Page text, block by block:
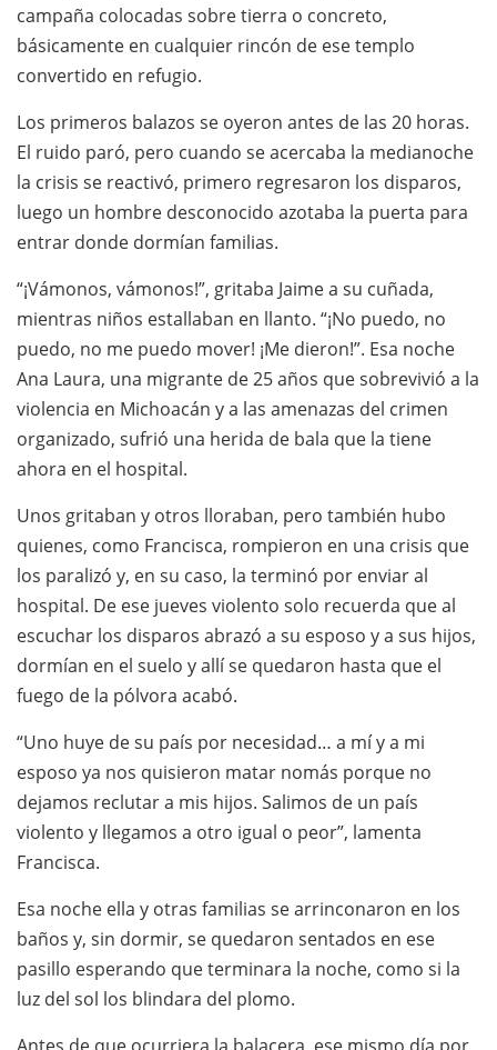
campaña colocadas sobre tierra o concreto,
básicamente en cualquier rincón de ese templo
convertido en refugio.
Los primeros balazos se oyeron antes de las 20 horas.
El ruido paró, pero cuando se acercaba la medianoche
la crisis se reactivó, primero regresaron los disparos,
luego un hombre desconocido azotaba la puerta para
entrar donde dormían familias.
“¡Vámonos, vámonos!”, gritaba Jaime a su cuñada,
mientras niños estallaban en llanto. “¡No puedo, no
puedo, no me puedo mover! ¡Me dieron!”. Esa noche
Ana Laura, una migrante de 25 años que sobrevivió a la
violencia en Michoacán y a las amenazas del crimen
organizado, sufrió una herida de bala que la tiene
ahora en el hospital.
Unos gritaban y otros lloraban, pero también hubo
quienes, como Francisca, rompieron en una crisis que
los paralizó y, en su caso, la terminó por enviar al
hospital. De ese jueves violento solo recuerda que al
escuchar los disparos abrazó a su esposo y a sus hijos,
dormían en el suelo y allí se quedaron hasta que el
fuego de la pólvora acabó.
“Uno huye de su país por necesidad… a mí y a mi
esposo ya nos quisieron matar nomás porque no
dejamos reclutar a mis hijos. Salimos de un país
violento y llegamos a otro igual o peor”, lamenta
Francisca.
Esa noche ella y otras familias se arrinconaron en los
baños y, sin dormir, se quedaron sentados en ese
pasillo esperando que terminara la noche, como si la
luz del sol los blindara del plomo.